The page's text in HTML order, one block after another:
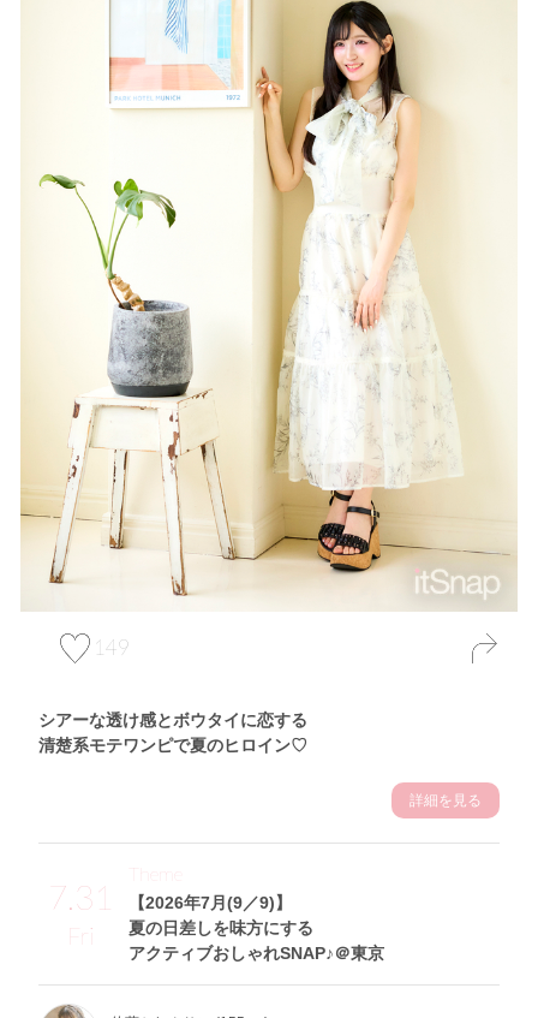
149
シアーな透け感とボウタイに恋する
清楚系モテワンピで夏のヒロイン♡
詳細を見る
7.31
Fri
【2026年7月(9／9)】
夏の日差しを味方にする
アクティブおしゃれSNAP♪＠東京
Theme